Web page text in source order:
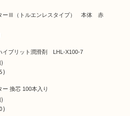
ーⅢ（トルエンレスタイプ） 本体 赤
ブリット潤滑剤 LHL-X100-7
)
ー 換芯 100本入り
)